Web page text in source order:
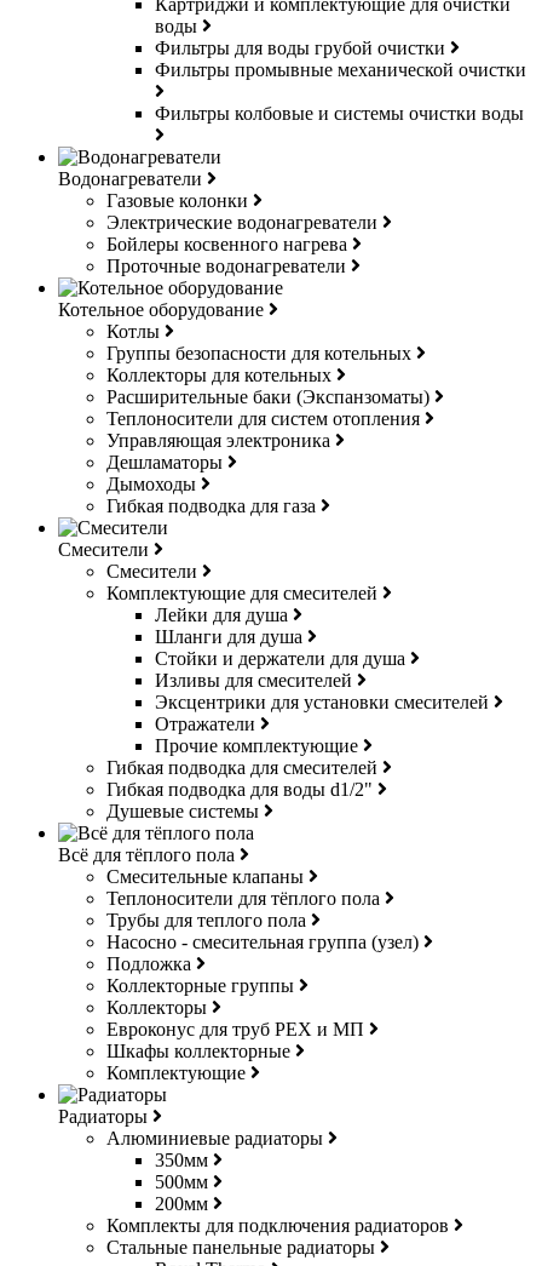
Картриджи и комплектующие для очистки
воды
Фильтры для воды грубой очистки
Фильтры промывные механической очистки
Фильтры колбовые и системы очистки воды
Водонагреватели
Газовые колонки
Электрические водонагреватели
Бойлеры косвенного нагрева
Проточные водонагреватели
Котельное оборудование
Котлы
Группы безопасности для котельных
Коллекторы для котельных
Расширительные баки (Экспанзоматы)
Теплоносители для систем отопления
Управляющая электроника
Дешламаторы
Дымоходы
Гибкая подводка для газа
Смесители
Смесители
Комплектующие для смесителей
Лейки для душа
Шланги для душа
Стойки и держатели для душа
Изливы для смесителей
Эксцентрики для установки смесителей
Отражатели
Прочие комплектующие
Гибкая подводка для смесителей
Гибкая подводка для воды d1/2"
Душевые системы
Всё для тёплого пола
Смесительные клапаны
Теплоносители для тёплого пола
Трубы для теплого пола
Насосно - смесительная группа (узел)
Подложка
Коллекторные группы
Коллекторы
Евроконус для труб РЕХ и МП
Шкафы коллекторные
Комплектующие
Радиаторы
Алюминиевые радиаторы
350мм
500мм
200мм
Комплекты для подключения радиаторов
Стальные панельные радиаторы